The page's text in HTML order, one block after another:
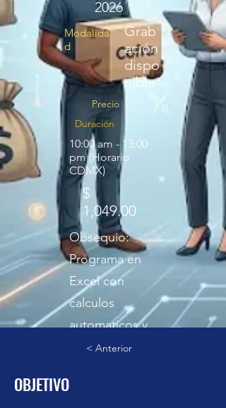
2026
Modalida
d
Grab
ación
dispo
nible
Precio
Duración
10:00 am - 13:00
pm (Horario
CDMX)
$
1,049.00
Obsequio:
Programa en
Excel con
calculos
automaticos y
referencias a
< Anterior
OBJETIVO